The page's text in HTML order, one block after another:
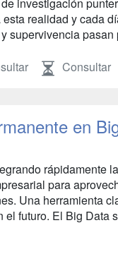
realidad y cada
supervivencia pasan
Consultar
en
rápidamente
para
Una herramienta
futuro. El Big Data